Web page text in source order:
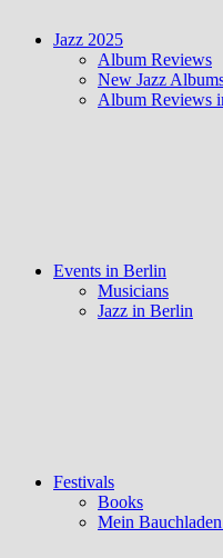
Jazz 2025
Album Reviews
New Jazz
Album Reviews
Events in Berlin
Musicians
Jazz in Berlin
Festivals
Books
Mein